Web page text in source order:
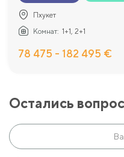
Пхукет
Комнат: 1+1, 2+1
78 475 - 182 495 €
Остались